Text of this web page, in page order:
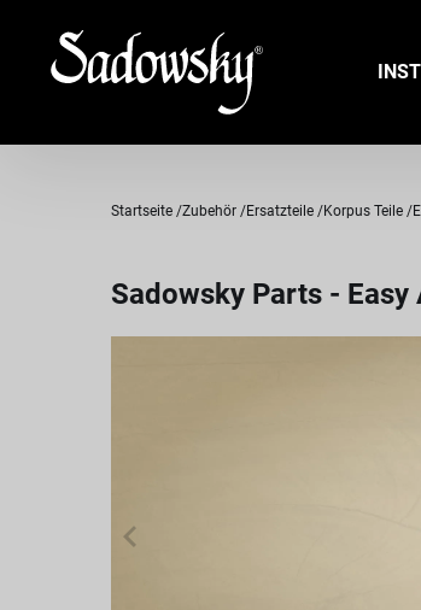
Startseite Zubehör Ersatzteile Korpus Teile
Sadowsky Parts -